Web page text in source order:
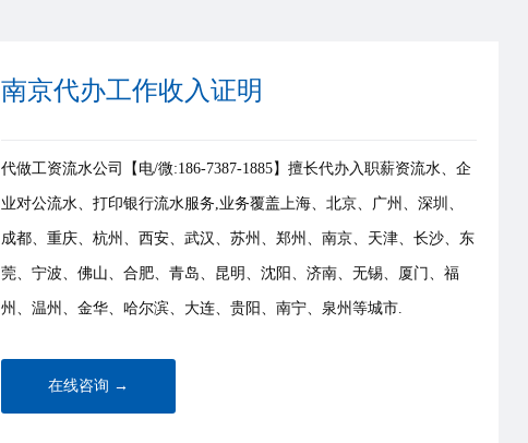
南京代办工作收入证明
代做工资流水公司【电/微:186-7387-1885】擅长代办入职薪资流水、企
业对公流水、打印银行流水服务,业务覆盖上海、北京、广州、深圳、
成都、重庆、杭州、西安、武汉、苏州、郑州、南京、天津、长沙、东
莞、宁波、佛山、合肥、青岛、昆明、沈阳、济南、无锡、厦门、福
州、温州、金华、哈尔滨、大连、贵阳、南宁、泉州等城市.
在线咨询 →